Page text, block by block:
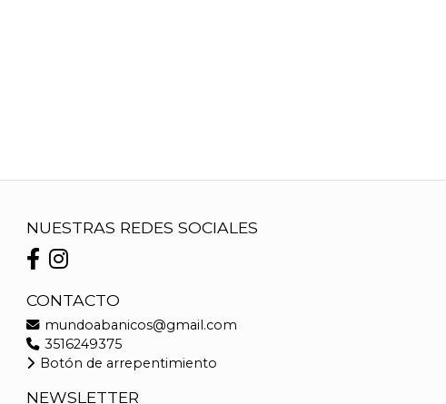
NUESTRAS REDES SOCIALES
CONTACTO
mundoabanicos@gmail.com
3516249375
Botón de arrepentimiento
NEWSLETTER